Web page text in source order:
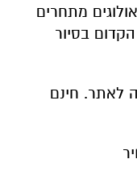
מתחרים
בסיור
לאתר. חינם